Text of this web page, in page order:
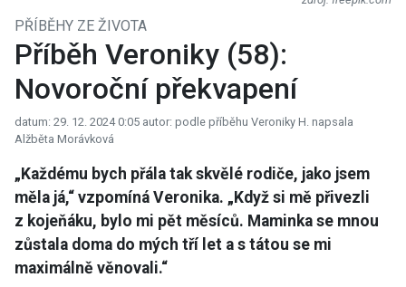
PŘÍBĚHY ZE ŽIVOTA
Příběh Veroniky (58):
Novoroční překvapení
datum: 29. 12. 2024 0:05 autor: podle příběhu Veroniky H. napsala
Alžběta Morávková
„Každému bych přála tak skvělé rodiče, jako jsem
měla já,“ vzpomíná Veronika. „Když si mě přivezli
z kojeňáku, bylo mi pět měsíců. Maminka se mnou
zůstala doma do mých tří let a s tátou se mi
maximálně věnovali.“